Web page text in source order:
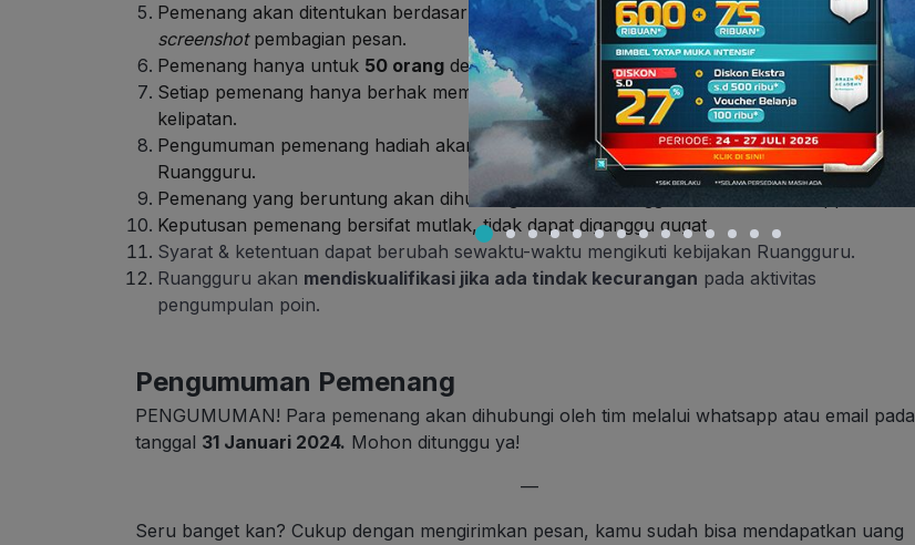
Pemenang akan ditentukan berdasarkan poin terbanyak dan yang tercepat mengisi bukti
screenshot pembagian pesan.
Pemenang hanya untuk 50 orang dengan poin terbanyak dan tercepat!
Setiap pemenang hanya berhak memenangkan satu kali hadiah dan tidak berlaku
kelipatan.
Pengumuman pemenang hadiah akan dilakukan di 31 Januari 2024melalui blog
Ruangguru.
Pemenang yang beruntung akan dihubungi oleh tim Ruangguru melalui whatsapp/email.
Keputusan pemenang bersifat mutlak, tidak dapat diganggu gugat.
Syarat & ketentuan dapat berubah sewaktu-waktu mengikuti kebijakan Ruangguru.
Ruangguru akan mendiskualifikasi jika ada tindak kecurangan pada aktivitas
pengumpulan poin.
Pengumuman Pemenang
PENGUMUMAN! Para pemenang akan dihubungi oleh tim melalui whatsapp atau email pada
tanggal 31 Januari 2024. Mohon ditunggu ya!
—
Seru banget kan? Cukup dengan mengirimkan pesan, kamu sudah bisa mendapatkan uang